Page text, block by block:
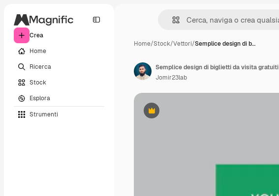
Crea
Home
Ricerca
Stock
Esplora
Strumenti
Home/Stock/Vettori/Semplice design di b…
Premium
Semplice design di biglietti da visita gratuiti
Jomir23lab